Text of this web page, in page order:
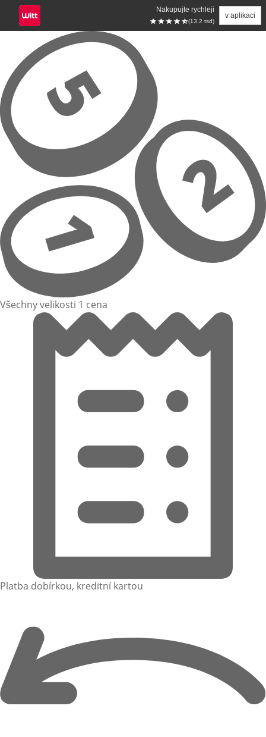
Nakupujte rychleji
(13.2 tsd)
v aplikaci
Přeskočit na hlavní obsah
Všechny velikosti 1 cena
Platba dobírkou, kreditní kartou